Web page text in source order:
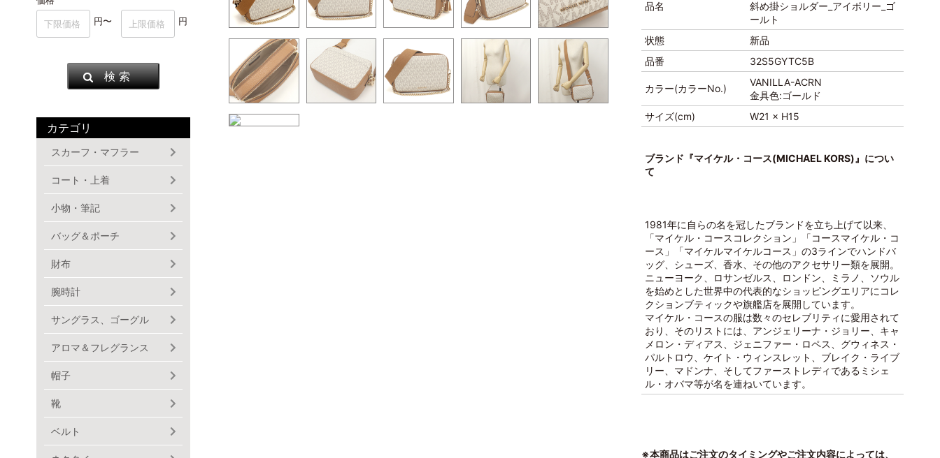
円〜
円
検 索
カテゴリ
スカーフ・マフラー
コート・上着
小物・筆記
バッグ＆ポーチ
財布
腕時計
サングラス、ゴーグル
アロマ＆フレグランス
帽子
靴
ベルト
品名
斜め掛ショルダー_アイボリー_ゴ
ールト
状態
新品
品番
32S5GYTC5B
カラー(カラーNo.)
VANILLA-ACRN
金具色:ゴールド
サイズ(cm)
W21 × H15
ブランド『マイケル・コース(MICHAEL KORS)』につい
て
1981年に自らの名を冠したブランドを立ち上げて以来、
「マイケル・コースコレクション」「コースマイケル・コ
ース」「マイケルマイケルコース」の3ラインでハンドバ
ッグ、シューズ、香水、その他のアクセサリー類を展開。
ニューヨーク、ロサンゼルス、ロンドン、ミラノ、ソウル
を始めとした世界中の代表的なショッピングエリアにコレ
クションブティックや旗艦店を展開しています。
マイケル・コースの服は数々のセレブリティに愛用されて
おり、そのリストには、アンジェリーナ・ジョリー、キャ
メロン・ディアス、ジェニファー・ロペス、グウィネス・
パルトロウ、ケイト・ウィンスレット、ブレイク・ライブ
リー、マドンナ、そしてファーストレディであるミシェ
ル・オバマ等が名を連ねいています。
※本商品はご注文のタイミングやご注文内容によっては、